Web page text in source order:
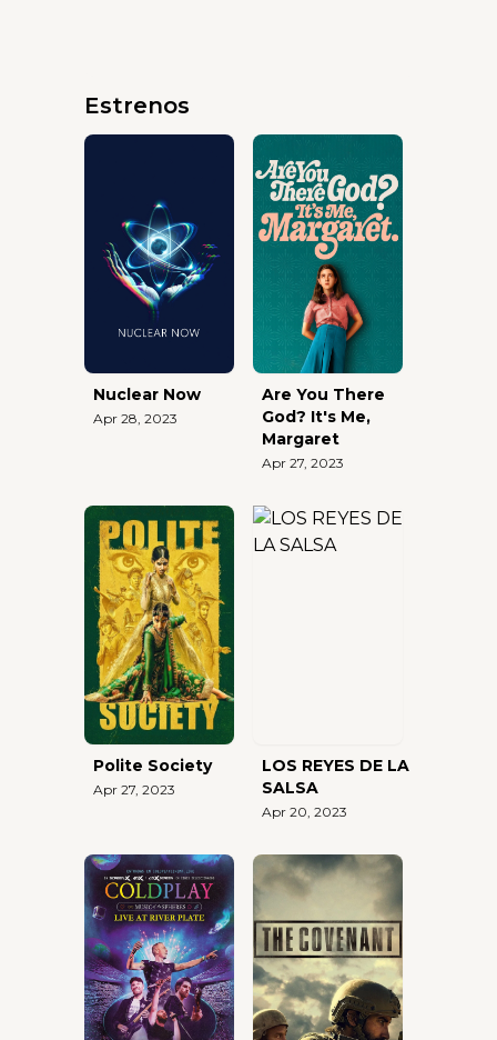
Estrenos
Nuclear Now
Apr 28, 2023
Are You There
God? It's Me,
Margaret
Apr 27, 2023
Polite Society
Apr 27, 2023
LOS REYES DE LA
SALSA
Apr 20, 2023